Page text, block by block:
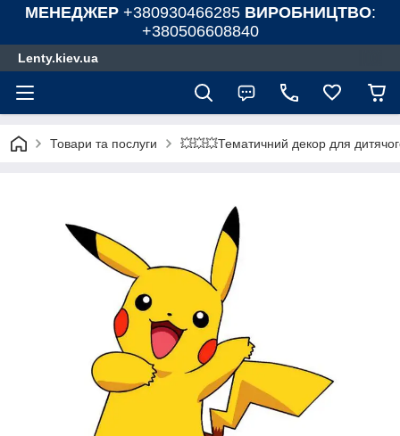
МЕНЕДЖЕР +380930466285 ВИРОБНИЦТВО:
+380506608840
Lenty.kiev.ua
Товари та послуги 💥💥💥Тематичний декор для